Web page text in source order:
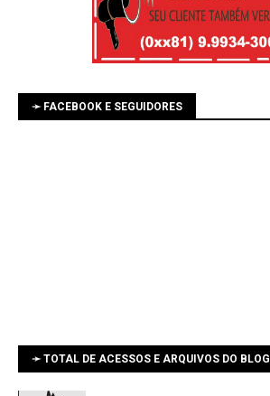
➛ FACEBOOK E SEGUIDORES
➛ TOTAL DE ACESSOS E ARQUIVOS DO BLOG